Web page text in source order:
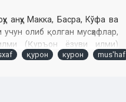
анҳу Макка, Басра, Кўфа ва
олиб қолган мусҳафлар,
(Қуръон ёзуви илми)
ва Абу Довуд Сулаймон ибн
қурон курон mus'haf